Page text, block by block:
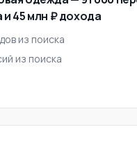
и 45 млн ₽ дохода
из поиска
из поиска